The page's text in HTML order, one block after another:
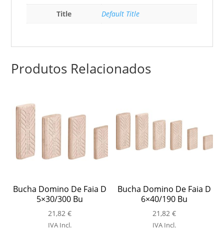
Title
Default Title
Produtos Relacionados
Bucha Domino De Faia D
5×30/300 Bu
21,82 €
IVA Incl.
Bucha Domino De Faia D
6×40/190 Bu
21,82€
IVA Incl.